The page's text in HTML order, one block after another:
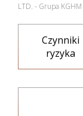
LTD. - Grupa
Czynniki
ryzyka